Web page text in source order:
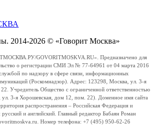
2014-2026 © «Говорит Москва»
GOVORITMOSKVA.RU». Предназначено для
о регистрации СМИ Эл № 77-64961 от 04 марта 2016
по надзору в сфере связи, информационных
(Роскомнадзор). Адрес: 123298, Москва, ул. 3-я
Учредитель Общество с ограниченной ответственностью
3-я Хорошевская, дом 12, пом. 22). Доменное имя сайта
распространения – Российская Федерация и
и английский. Главный редактор Бабаян Роман
Номер телефона: +7 (495) 950-62-26